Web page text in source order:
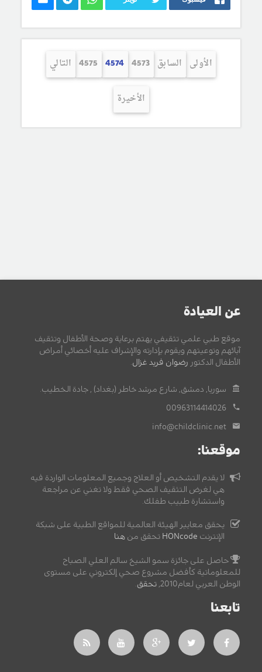
الأولى السابق 4573
4574
4575 التالي
الأخيرة
عن العيادة
موقع طبي علمي تثقيفي يهتم برعاية وصحة الأطفال وتثقيف
آبائهم وتوعيتهم ويقوم بإدارته والإشراف عليه أخصائي أمراض
الأطفال الدكتور رضوان فريد غزال
سوريا, دمشق, شارع مرشد خاطر (بغداد) , جادة الخطيب.
00963114414026
info@childclinic.net
موقعنا:
لا يقدم التشخيص أو العلاج وجميع المعلومات الواردة فيه
هي لغرض التثقيف الصحي فقط ولا تغني عن مراجعة
واستشارة طبيب طفلك.
يحقق معايير الهيئة العالمية للمواقع الطبية على شبكة
الإنترنت HONcode تحقق من هنا
حاصل على جائزة سمو الشيخ سالم العلي الصباح
للمعلوماتية كأفضل مشروع صحي إلكتروني على مستوى
الوطن العربي لعام2010,
تحقق
تابعنا